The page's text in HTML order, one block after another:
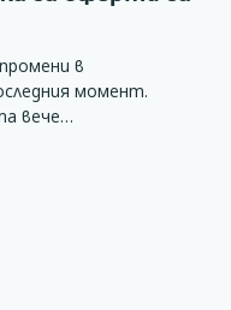
в
момент.
вече…